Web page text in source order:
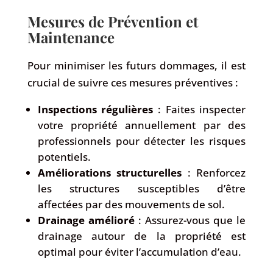
Mesures de Prévention et
Maintenance
Pour minimiser les futurs dommages, il est
crucial de suivre ces mesures préventives :
Inspections régulières : Faites inspecter
votre propriété annuellement par des
professionnels pour détecter les risques
potentiels.
Améliorations structurelles : Renforcez
les structures susceptibles d’être
affectées par des mouvements de sol.
Drainage amélioré: Assurez-vous que le
drainage autour de la propriété est
optimal pour éviter l’accumulation d’eau.